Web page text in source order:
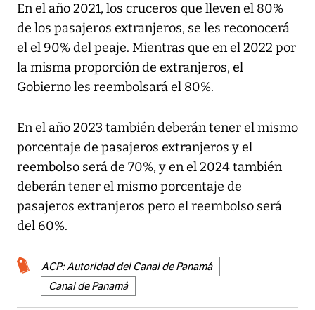
En el año 2021, los cruceros que lleven el 80%
de los pasajeros extranjeros, se les reconocerá
el el 90% del peaje. Mientras que en el 2022 por
la misma proporción de extranjeros, el
Gobierno les reembolsará el 80%.
En el año 2023 también deberán tener el mismo
porcentaje de pasajeros extranjeros y el
reembolso será de 70%, y en el 2024 también
deberán tener el mismo porcentaje de
pasajeros extranjeros pero el reembolso será
del 60%.
ACP: Autoridad del Canal de Panamá
Canal de Panamá